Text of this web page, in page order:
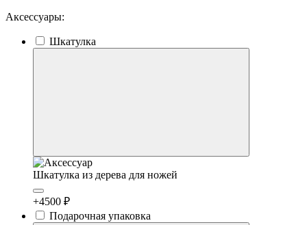
Аксессуары:
Шкатулка
Шкатулка из дерева для ножей
+4500 ₽
Подарочная упаковка